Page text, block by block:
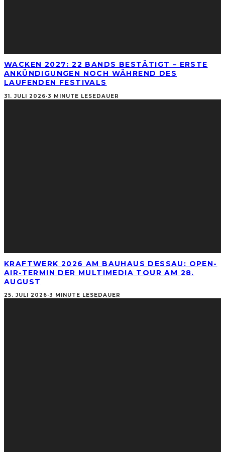
WACKEN 2027: 22 BANDS BESTÄTIGT – ERSTE
ANKÜNDIGUNGEN NOCH WÄHREND DES
LAUFENDEN FESTIVALS
31. JULI 2026·3 MINUTE LESEDAUER
KRAFTWERK 2026 AM BAUHAUS DESSAU: OPEN-
AIR-TERMIN DER MULTIMEDIA TOUR AM 28.
AUGUST
25. JULI 2026·3 MINUTE LESEDAUER